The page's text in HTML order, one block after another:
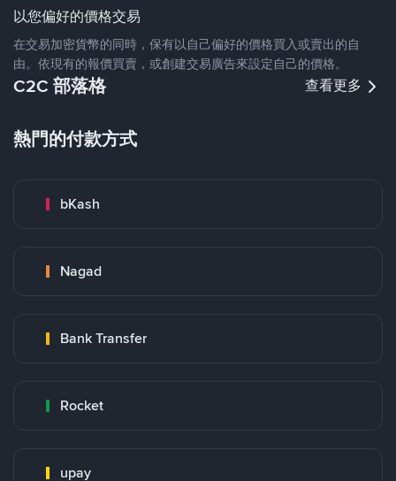
以您偏好的價格交易
在交易加密貨幣的同時，保有以自己偏好的價格買入或賣出的自
由。依現有的報價買賣，或創建交易廣告來設定自己的價格。
C2C 部落格 查看更多
熱門的付款方式
bKash
Nagad
Bank Transfer
Rocket
upay